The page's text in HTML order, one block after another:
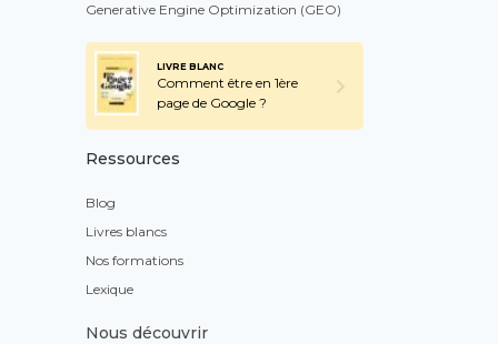
Generative Engine Optimization (GEO)
LIVRE BLANC
Comment être en 1ère
page de Google ?
Ressources
Blog
Livres blancs
Nos formations
Lexique
Nous découvrir